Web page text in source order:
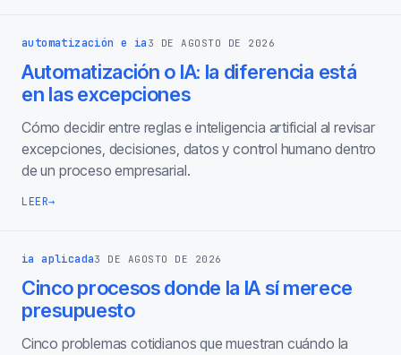
automatización e ia 3 DE AGOSTO DE 2026
Automatización o IA: la diferencia está
en las excepciones
Cómo decidir entre reglas e inteligencia artificial al revisar
excepciones, decisiones, datos y control humano dentro
de un proceso empresarial.
LEER→
ia aplicada3 DE AGOSTO DE 2026
Cinco procesos donde la IA sí merece
presupuesto
Cinco problemas cotidianos que muestran cuándo la